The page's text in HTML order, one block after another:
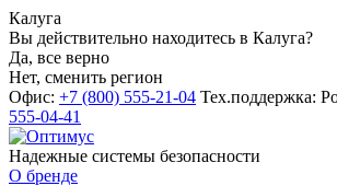
Калуга
Вы действительно находитесь в Калуга?
Да, все верно
Нет, сменить регион
Офис: +7 (800) 555-21-04 Тех.поддержка:
555-04-41
Надежные системы безопасности
О бренде